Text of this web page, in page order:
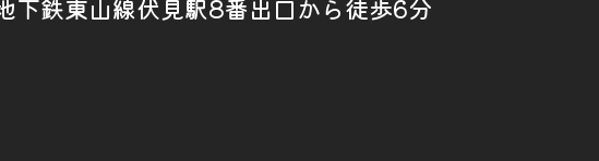
下鉄東山線伏見駅8番出口から徒歩6分